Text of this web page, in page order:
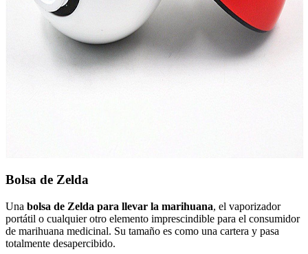
Bolsa de Zelda
Una bolsa de Zelda para llevar la marihuana, el vaporizador
portátil o cualquier otro elemento imprescindible para el consumidor
de marihuana medicinal. Su tamaño es como una cartera y pasa
totalmente desapercibido.